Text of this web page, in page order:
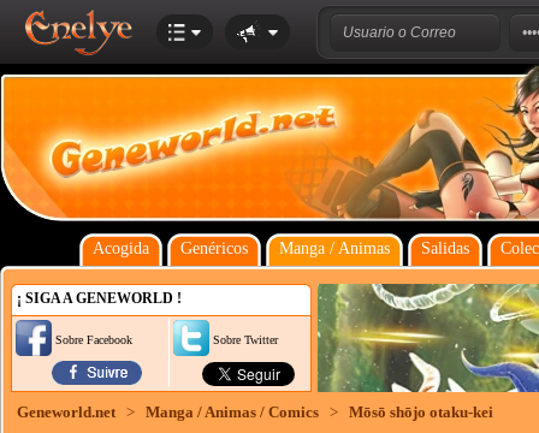
Acogida Genéricos Manga / Animas Salidas
¡ SIGA A GENEWORLD !
Sobre Facebook Sobre Twitter
Geneworld.net > Manga / Animas / Comics > Mōsō shōjo otaku-kei